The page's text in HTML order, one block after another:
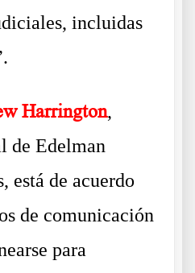
incluidas
Harrington,
de Edelman
está de acuerdo
de comunicación
para